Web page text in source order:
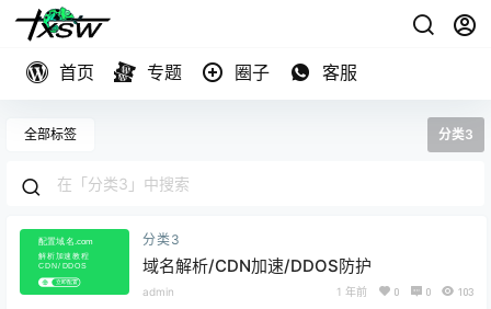
首页 专题 圈子 客服
全部标签 分类3
分类3
域名解析/CDN加速/DDOS防护
admin 1 年前 0 0 103